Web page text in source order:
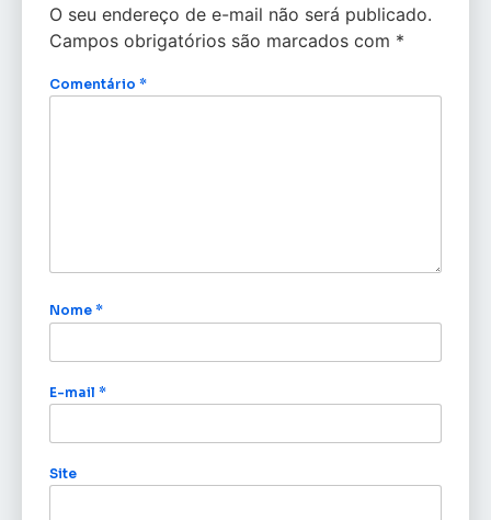
O seu endereço de e-mail não será publicado.
Campos obrigatórios são marcados com *
Comentário *
Nome *
E-mail *
Site